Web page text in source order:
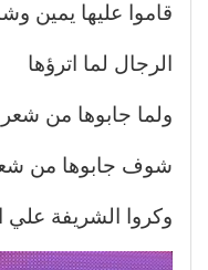
قاموا عليها يمين
الرجال لما اترؤها
ولما جابوها من
شوف جابوها من
وكروا الشريفة علي